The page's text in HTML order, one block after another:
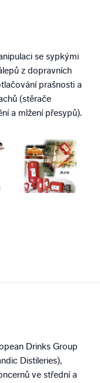
se sypkými
z dopravních
prašnosti a
(stěrače
a mlžení přesypů).
Drinks Group
Distileries),
ve střední a